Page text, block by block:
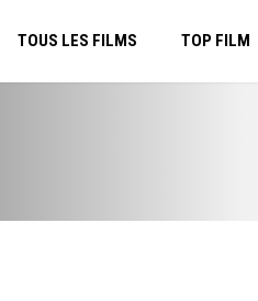
TOUS LES FILMS TOP FILM